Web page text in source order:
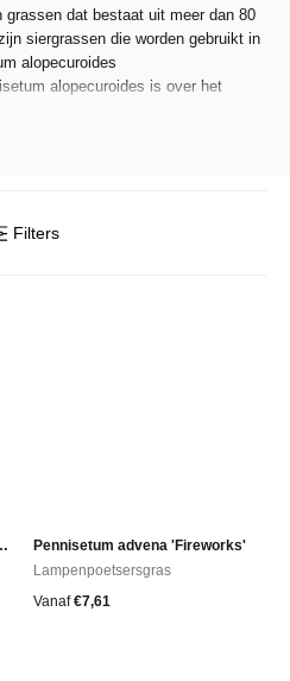
dat bestaat uit meer dan 80
siergrassen die worden gebruikt in
alopecuroides
alopecuroides is over het
aan een bodem die goed water
Filters
'Japonicum'
Pennisetum advena 'Fireworks'
Lampenpoetsersgras
Vanaf €7,61